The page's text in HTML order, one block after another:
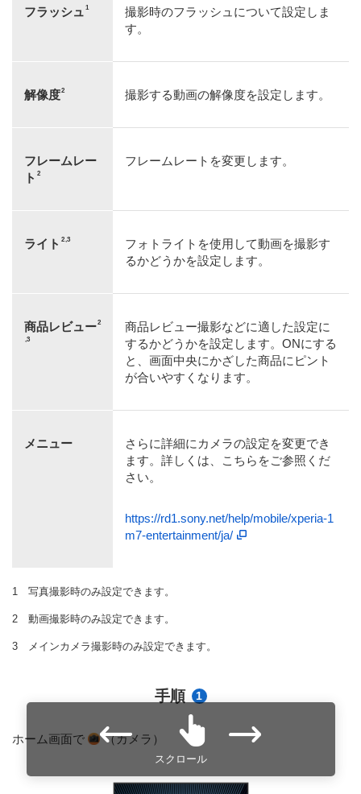
フラッシュ 1
撮影時のフラッシュについて設定しま
す。
解像度2 撮影する動画の解像度を設定します。
フレームレー
ト 2
フレームレートを変更します。
ライト 2 3
フォトライトを使用して動画を撮影す
るかどうかを設定します。
商品レビュー2
3
商品レビュー撮影などに適した設定に
するかどうかを設定します。ONにする
と、画面中央にかざした商品にピント
が合いやすくなります。
メニュー
さらに詳細にカメラの設定を変更でき
ます。詳しくは、こちらをご参照くだ
さい。
https://rd1.sony.net/help/mobile/xperia-1
m7-entertainment/ja/
写真撮影時のみ設定できます。
動画撮影時のみ設定できます。
メインカメラ撮影時のみ設定できます。
手順 1
ホーム画面で （カメラ）
スクロール